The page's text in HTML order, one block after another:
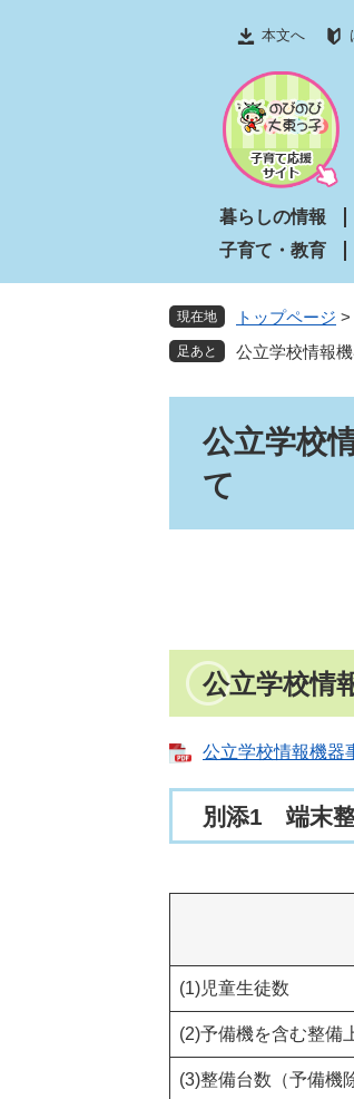
文
本文へ
暮らしの情報
子育て・教育
現在地 トップページ >
公立学校情報
公立学校
て
公立学校情
公立学校情報機器
別添1 端末
(1)児童生徒数
(2)予備機を含む整備
(3)整備台数（予備機